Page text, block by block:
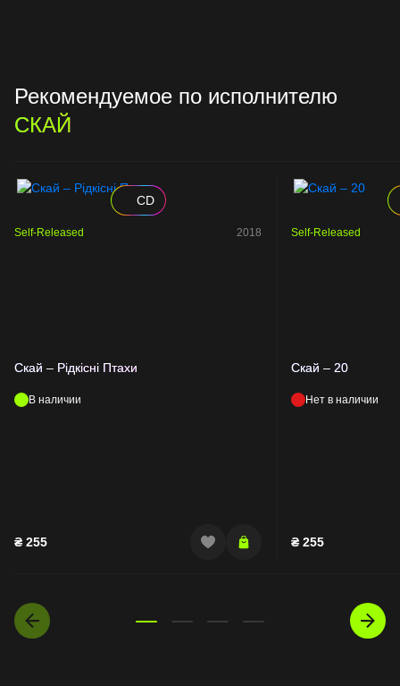
Рекомендуемое по исполнителю
СКАЙ
CD
Self-Released 2018
Скай – Рідкісні Птахи
В наличии
₴ 255
Self-Released
Скай – 20
Нет в наличии
₴ 255